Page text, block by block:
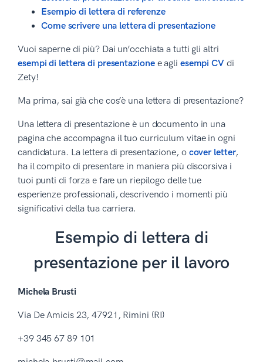
Esempio di lettera di referenze
Come scrivere una lettera di presentazione
Vuoi saperne di più? Dai un’occhiata a tutti gli altri
esempi di lettera di presentazionee agli esempi CVdi
Zety!
Ma prima, sai già che cos’è una lettera di presentazione?
Una lettera di presentazione è un documento in una
pagina che accompagna il tuo curriculum vitae in ogni
candidatura. La lettera di presentazione, o cover letter,
ha il compito di presentare in maniera più discorsiva i
tuoi punti di forza e fare un riepilogo delle tue
esperienze professionali, descrivendo i momenti più
significativi della tua carriera.
Esempio di lettera di
presentazione per il lavoro
Michela Brusti
Via De Amicis 23, 47921, Rimini (RI)
+39 345 67 89 101